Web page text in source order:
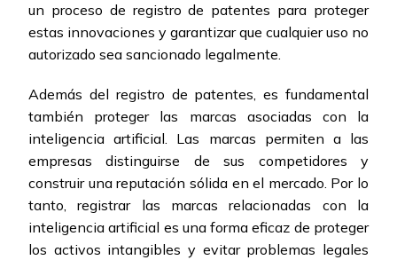
un proceso de registro de patentes para proteger
estas innovaciones y garantizar que cualquier uso no
autorizado sea sancionado legalmente.
Además del registro de patentes, es fundamental
también proteger las marcas asociadas con la
inteligencia artificial. Las marcas permiten a las
empresas distinguirse de sus competidores y
construir una reputación sólida en el mercado. Por lo
tanto, registrar las marcas relacionadas con la
inteligencia artificial es una forma eficaz de proteger
los activos intangibles y evitar problemas legales